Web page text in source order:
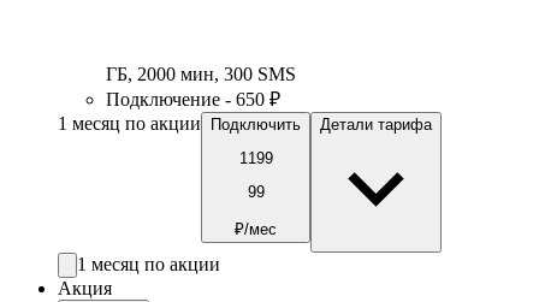
ГБ, 2000 мин, 300 SMS
Подключение - 650 ₽
1 месяц по акции
Подключить
1199
99
₽/мес
Детали тарифа
1 месяц по акции
Акция